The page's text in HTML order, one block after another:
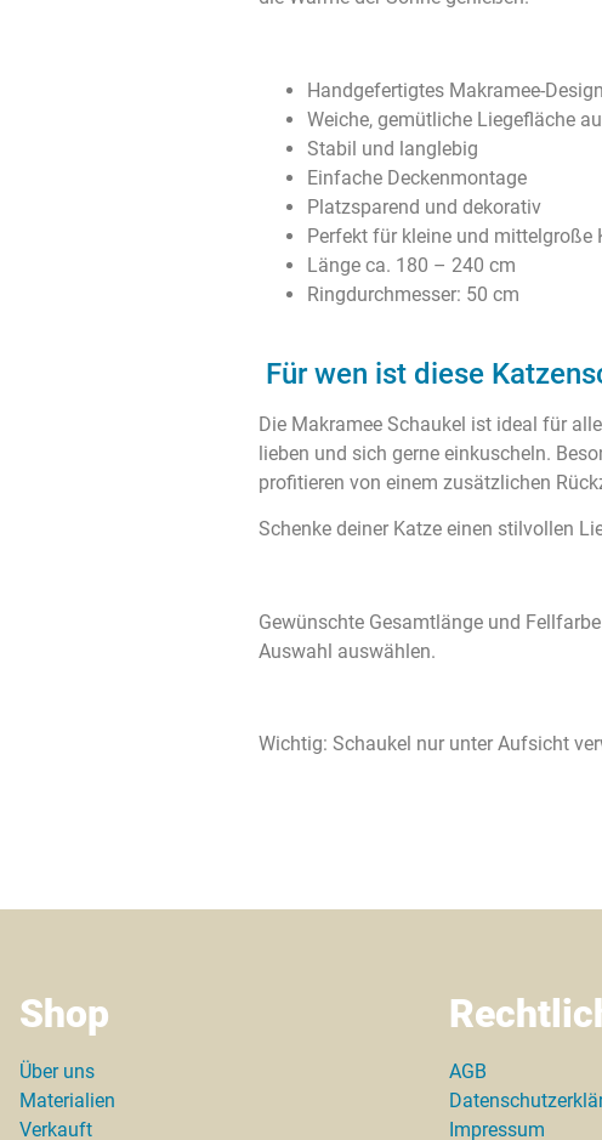
Handgefertigtes Makramee-Design
Weiche, gemütliche Liegefläche
Stabil und langlebig
Einfache Deckenmontage
Platzsparend und dekorativ
Perfekt für kleine und mittelgroße
Länge ca. 180 – 240 cm
Ringdurchmesser: 50 cm
Für wen ist diese
Die Makramee Schaukel ist ideal für
lieben und sich gerne einkuscheln.
profitieren von einem zusätzlichen
Schenke deiner Katze einen stilvollen
Gewünschte Gesamtlänge und
Auswahl auswählen.
Wichtig: Schaukel nur unter Aufsicht
Shop
Über uns
Materialien
Verkauft
AGB
Impressum